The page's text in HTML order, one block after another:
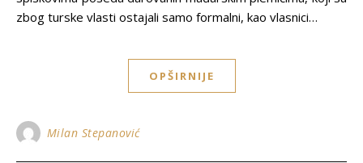
zbog turske vlasti ostajali samo formalni, kao vlasnici…
OPŠIRNIJE
Milan Stepanović